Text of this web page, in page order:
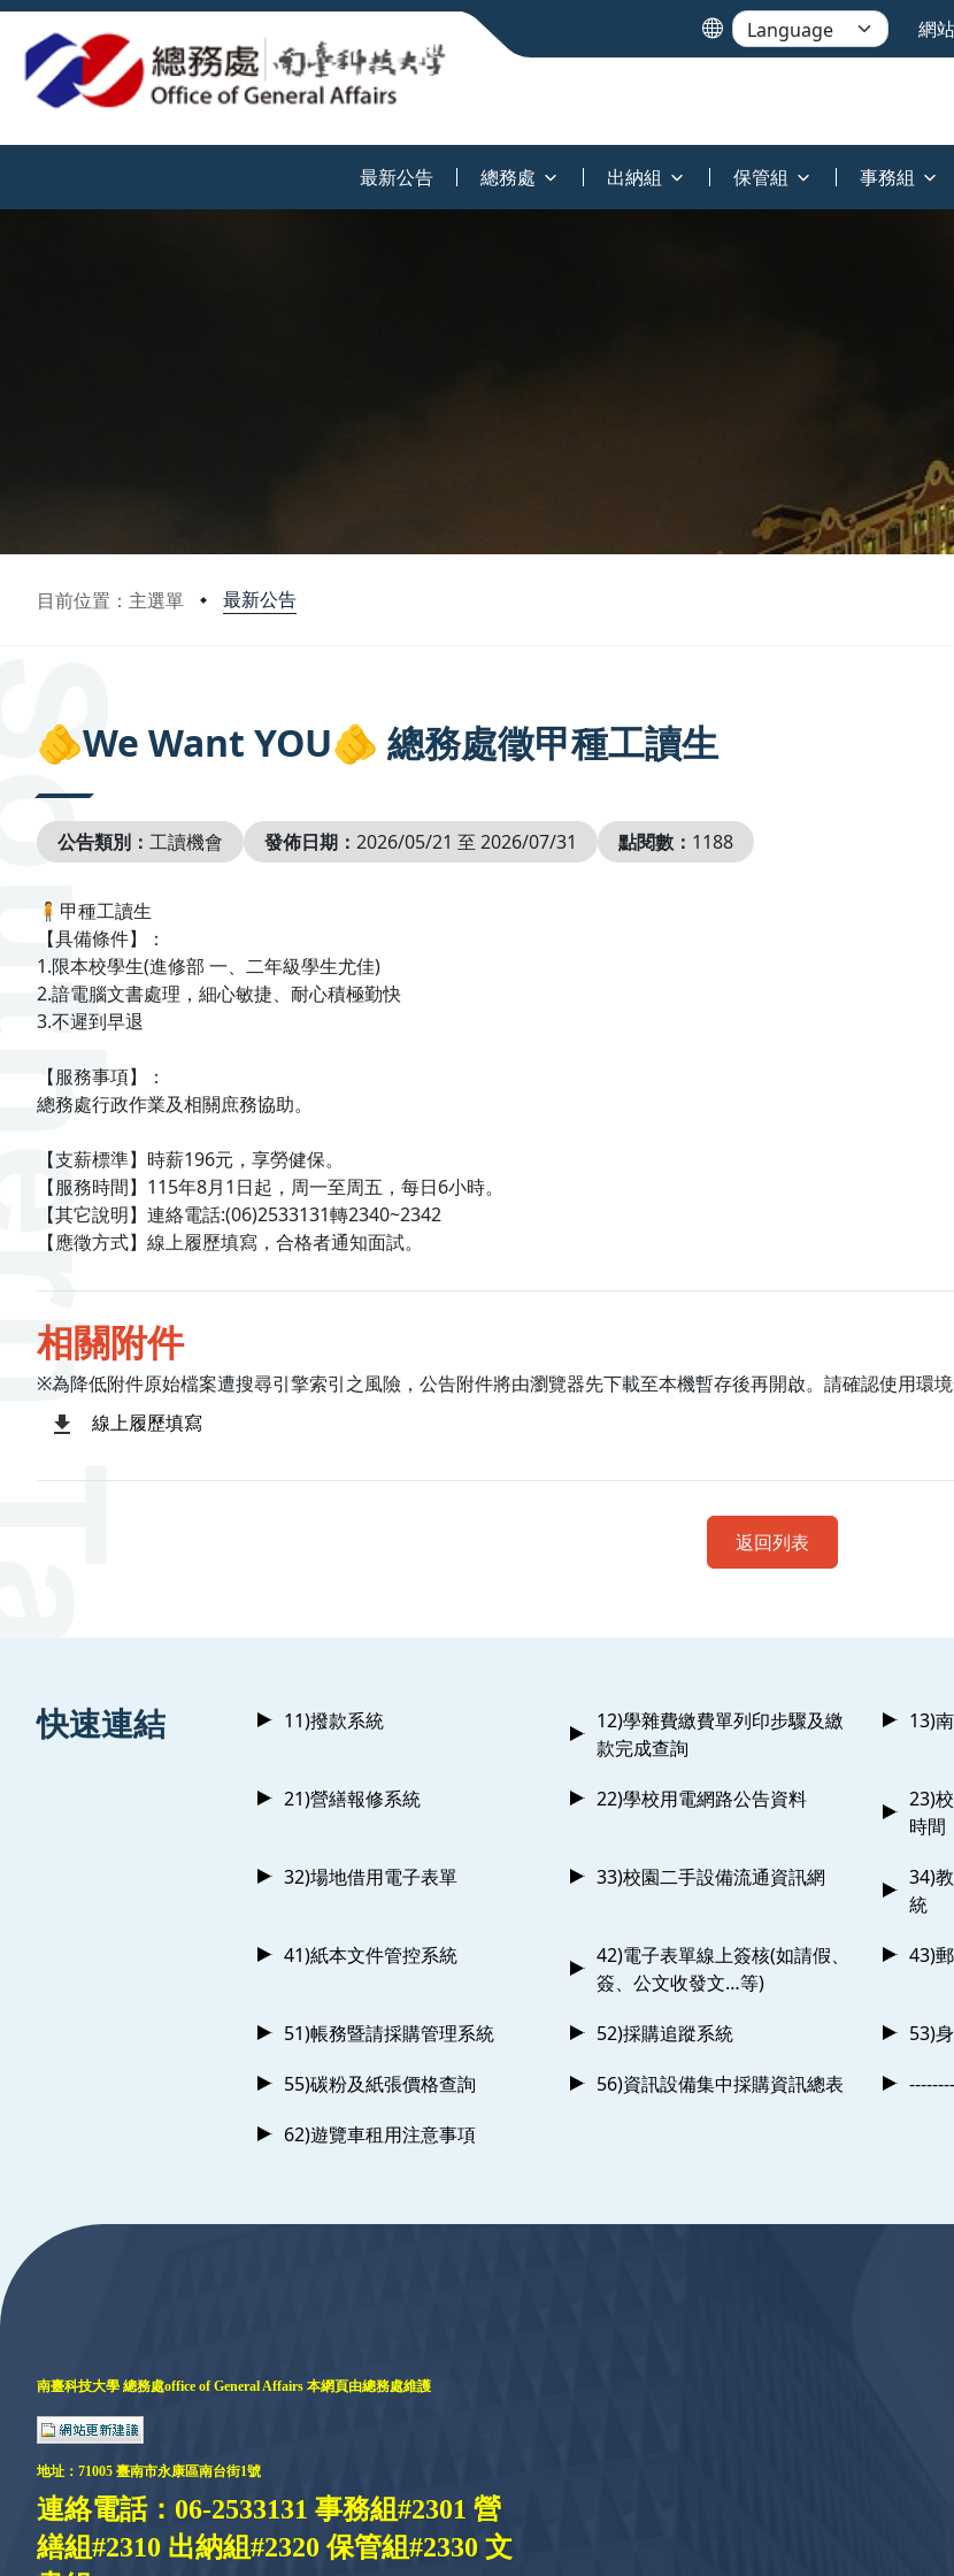
網
最新公告 總務處 出納組 保管組 事務組
目前位置：主選單 最新公告
🫵We Want YOU🫵 總務處徵甲種工讀生
公告類別： 工讀機會 發佈日期： 2026/05/21 至 2026/07/31 點閱數： 1188
🧍甲種工讀生
【具備條件】：
1.限本校學生(進修部 一、二年級學生尤佳)
2.諳電腦文書處理，細心敏捷、耐心積極勤快
3.不遲到早退
【服務事項】：
總務處行政作業及相關庶務協助。
【支薪標準】時薪196元，享勞健保。
【服務時間】115年8月1日起，周一至周五，每日6小時。
【其它說明】連絡電話:(06)2533131轉2340~2342
【應徵方式】線上履歷填寫，合格者通知面試。
相關附件
※為降低附件原始檔案遭搜尋引擎索引之風險，公告附件將由瀏覽器先下載至本機暫存後再開啟。請確認使用環境
線上履歷填寫
返回列表
快速連結 11)撥款系統
12)學雜費繳費單列印步驟及繳
款完成查詢
13)
21)營繕報修系統 22)學校用電網路公告資料
23)
時間
32)場地借用電子表單 33)校園二手設備流通資訊網
34)
統
41)紙本文件管控系統
42)電子表單線上簽核(如請假、
簽、公文收發文…等)
43)
51)帳務暨請採購管理系統 52)採購追蹤系統 53)
55)碳粉及紙張價格查詢
56)資訊設備集中採購資訊總表
62)遊覽車租用注意事項
南臺科技大學 總務處office of General Affairs 本網頁由總務處維護
地址： 71005 臺南市永康區南台街1號
連絡電話：06-2533131 事務組#2301 營
繕組#2310 出納組#2320 保管組#2330 文